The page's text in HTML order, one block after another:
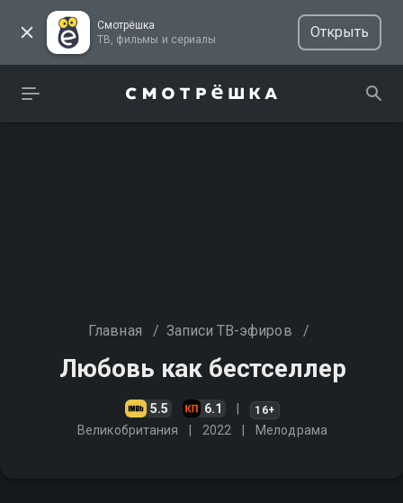
Смотрёшка
ТВ, фильмы и сериалы
Открыть
Главная / Записи ТВ-эфиров /
Любовь как бестселлер
5.5 6.1 16+
Великобритания 2022 Мелодрама